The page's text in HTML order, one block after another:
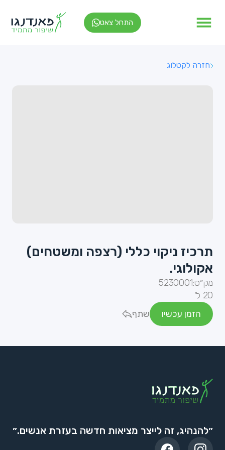
התחל צאט
חזרה לקטלוג
תרכיז ניקוי כללי (רצפה ומשטחים)
אקולוגי.
מק״ט:5230001
20 ל'
הזמן עכשיו
שתף
״להנהיג, זה לייצר מציאות חדשה בעזרת אנשים.״